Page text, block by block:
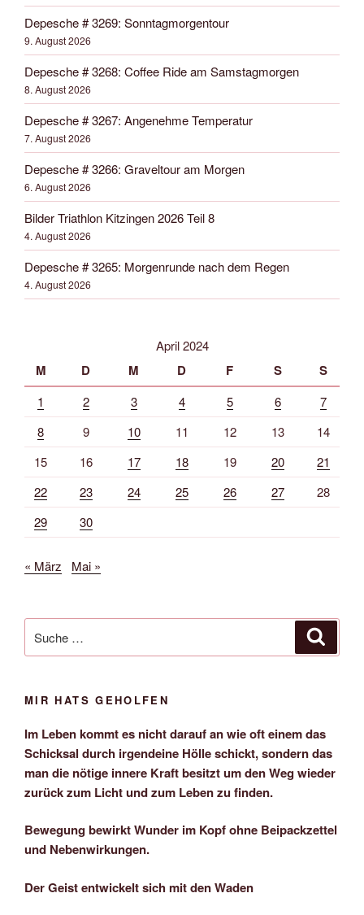
Depesche # 3269: Sonntagmorgentour
9. August 2026
Depesche # 3268: Coffee Ride am Samstagmorgen
8. August 2026
Depesche # 3267: Angenehme Temperatur
7. August 2026
Depesche # 3266: Graveltour am Morgen
6. August 2026
Bilder Triathlon Kitzingen 2026 Teil 8
4. August 2026
Depesche # 3265: Morgenrunde nach dem Regen
4. August 2026
April 2024
M D M D F S S
1 2 3 4 5 6
7
8
9 10 11 12 13
14
15
16 17 18 19 20
21
22
23 24 25 26 27
28
29
30
« März Mai »
nach:
MIR HATS GEHOLFEN
Im Leben kommt es nicht darauf an wie oft einem das
Schicksal durch irgendeine Hölle schickt, sondern das
man die nötige innere Kraft besitzt um den Weg wieder
zurück zum Licht und zum Leben zu finden.
Bewegung bewirkt Wunder im Kopf ohne Beipackzettel
und Nebenwirkungen.
Der Geist entwickelt sich mit den Waden